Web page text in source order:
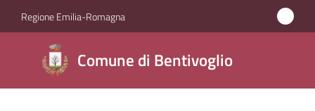
Vai al contenuto
Vai alla navigazione
Vai al footer
Regione Emilia-Romagna
Comune di Bentivoglio
Comune di
Bentivoglio